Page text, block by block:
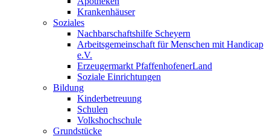
Krankenhäuser
Soziales
Nachbarschaftshilfe Scheyern
Arbeitsgemeinschaft für Menschen mit Handicap
e.V.
Erzeugermarkt PfaffenhofenerLand
Soziale Einrichtungen
Bildung
Kinderbetreuung
Schulen
Volkshochschule
Grundstücke